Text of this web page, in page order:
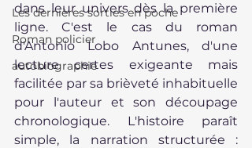
Les dernières sorties en poche
Roman policier
autobiographie
dans leur univers dès la première
ligne. C'est le cas du roman
d'Antonio Lobo Antunes, d'une
lecture certes exigeante mais
facilitée par sa brièveté inhabituelle
pour l'auteur et son découpage
chronologique. L'histoire paraît
simple, la narration structurée :